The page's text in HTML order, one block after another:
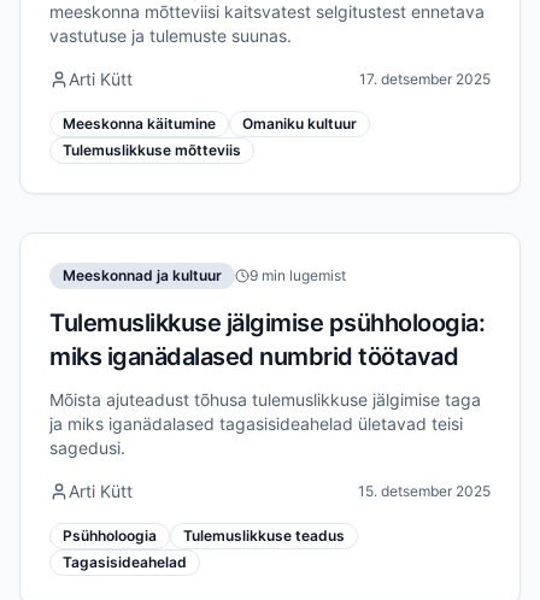
meeskonna mõtteviisi kaitsvatest selgitustest ennetava
vastutuse ja tulemuste suunas.
Arti Kütt 17. detsember 2025
Meeskonna käitumine
Omaniku kultuur
Tulemuslikkuse mõtteviis
Meeskonnad ja kultuur 9 min lugemist
Tulemuslikkuse jälgimise psühholoogia:
miks iganädalased numbrid töötavad
Mõista ajuteadust tõhusa tulemuslikkuse jälgimise taga
ja miks iganädalased tagasisideahelad ületavad teisi
sagedusi.
Arti Kütt 15. detsember 2025
Psühholoogia
Tulemuslikkuse teadus
Tagasisideahelad